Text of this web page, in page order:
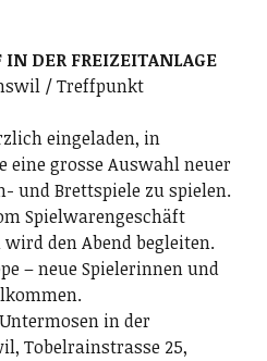
IN DER FREIZEITANLAGE
/ Treffpunkt
eingeladen, in
eine grosse Auswahl neuer
und Brettspiele zu spielen.
Spielwarengeschäft
den Abend begleiten.
– neue Spielerinnen und
in der
Tobelrainstrasse 25,